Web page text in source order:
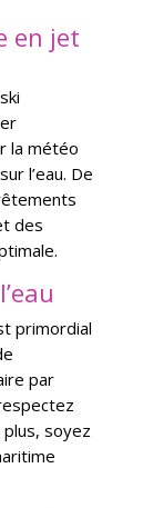
en jet
la météo
l’eau. De
des
primordial
par
soyez